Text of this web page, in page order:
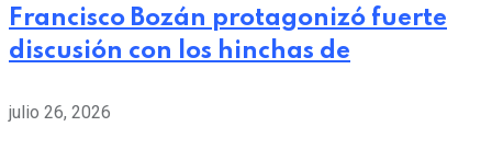
Francisco Bozán protagonizó fuerte
discusión con los hinchas de
julio 26, 2026